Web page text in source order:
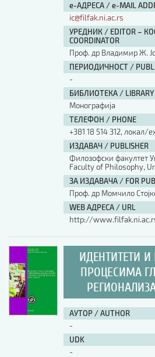
ПРЕТРАГА
Наслов или део наслова
АУТОР / AUTHOR
ISSN
е-АДРЕСА / e-MAIL
ic@filfak.ni.ac.rs
УРЕДНИК / EDITOR –
COORDINATOR
Проф. др Владимир Ж.
ПЕРИОДИЧНОСТ /
-
БИБЛИОТЕКА / LIBRARY
Монографија
ТЕЛЕФОН / PHONE
+381 18 514 312, локал/
ИЗДАВАЧ / PUBLISHER
Филозофски факултет
Faculty of Philosophy,
ЗА ИЗДАВАЧА / FOR
Проф. др Момчило
WEB АДРЕСА / URL
http://
ИДЕНТИТЕТИ
ПРОЦЕСИМА
АУТОР / AUTHOR
-
UDK
-